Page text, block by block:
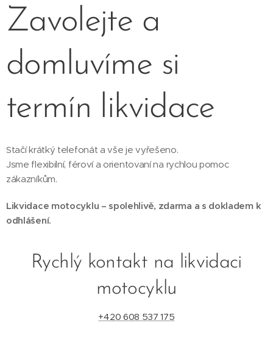
Zavolejte a
domluvíme si
termín likvidace
Stačí krátký telefonát a vše je vyřešeno.
Jsme flexibilní, féroví a orientovaní na rychlou pomoc
zákazníkům.
Likvidace motocyklu – spolehlivě, zdarma a s dokladem k
odhlášení.
Rychlý kontakt na likvidaci
motocyklu
+420 608 537 175